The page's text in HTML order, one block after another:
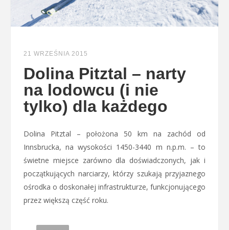
21 WRZEŚNIA 2015
Dolina Pitztal – narty
na lodowcu (i nie
tylko) dla każdego
Dolina Pitztal – położona 50 km na zachód od
Innsbrucka, na wysokości 1450-3440 m n.p.m. – to
świetne miejsce zarówno dla doświadczonych, jak i
początkujących narciarzy, którzy szukają przyjaznego
ośrodka o doskonałej infrastrukturze, funkcjonującego
przez większą część roku.